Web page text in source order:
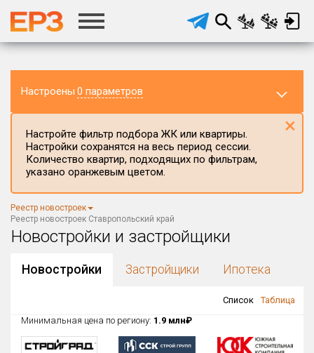
Настроены 0 параметров
Ставропольский край
Район в регионе
Все
Настройте фильтр подбора ЖК или квартиры.
Настройки сохранятся на весь период сессии.
Количество квартир, подходящих по фильтрам,
указано оранжевым цветом.
×
Реестр новостроек
Реестр новостроек Ставропольский край
Новостройки и застройщики
Новостройки Застройщики Ипотека
Список
Таблица
Минимальная цена по региону: 1.9 млн₽